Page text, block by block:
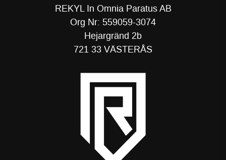
REKYL In Omnia Paratus AB
Org Nr: 559059-3074
Hejargränd 2b
721 33 VÄSTERÅS